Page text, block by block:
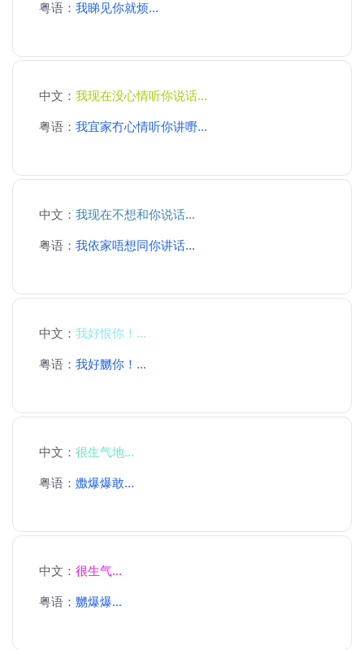
粤语： 我睇见你就烦...
中文： 我现在没心情听你说话...
粤语： 我宜家冇心情听你讲嘢...
中文： 我现在不想和你说话...
粤语： 我依家唔想同你讲话...
中文： 我好恨你！...
粤语： 我好嬲你！...
中文： 很生气地...
粤语： 嫐爆爆敢...
中文： 很生气...
粤语： 嬲爆爆...